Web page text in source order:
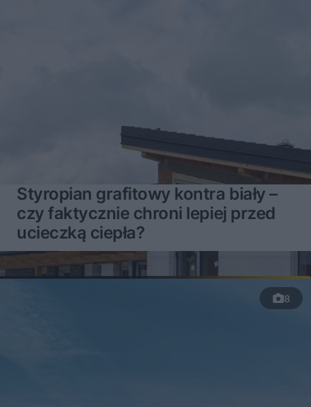
Styropian grafitowy kontra biały –
czy faktycznie chroni lepiej przed
ucieczką ciepła?
8